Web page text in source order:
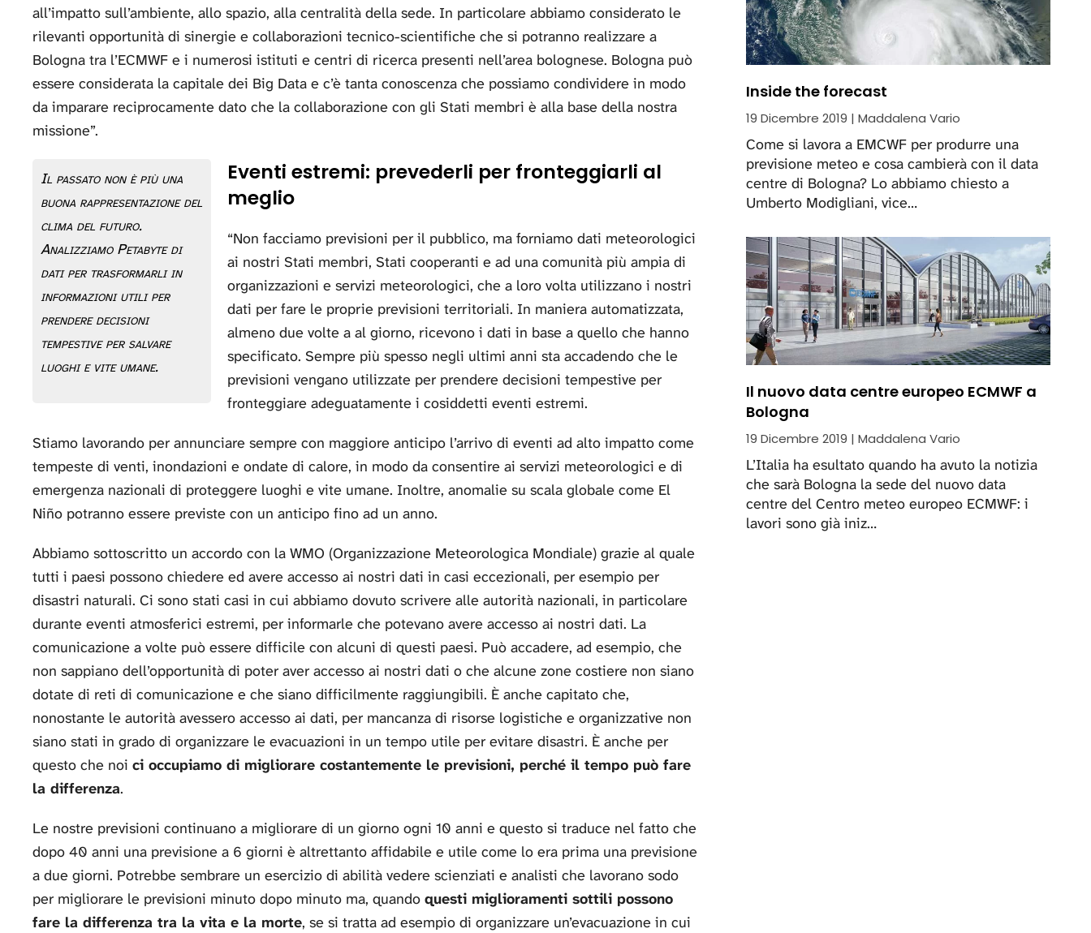
all’impatto sull’ambiente, allo spazio, alla centralità della sede. In particolare abbiamo considerato le
rilevanti opportunità di sinergie e collaborazioni tecnico-scientifiche che si potranno realizzare a
Bologna tra l’ECMWF e i numerosi istituti e centri di ricerca presenti nell’area bolognese. Bologna può
essere considerata la capitale dei Big Data e c’è tanta conoscenza che possiamo condividere in modo
da imparare reciprocamente dato che la collaborazione con gli Stati membri è alla base della nostra
missione”.
Il passato non è più una
buona rappresentazione del
clima del futuro.
Analizziamo Petabyte di
dati per trasformarli in
informazioni utili per
prendere decisioni
tempestive per salvare
luoghi e vite umane.
Eventi estremi: prevederli per fronteggiarli al
meglio
“Non facciamo previsioni per il pubblico, ma forniamo dati meteorologici
ai nostri Stati membri, Stati cooperanti e ad una comunità più ampia di
organizzazioni e servizi meteorologici, che a loro volta utilizzano i nostri
dati per fare le proprie previsioni territoriali. In maniera automatizzata,
almeno due volte a al giorno, ricevono i dati in base a quello che hanno
specificato. Sempre più spesso negli ultimi anni sta accadendo che le
previsioni vengano utilizzate per prendere decisioni tempestive per
fronteggiare adeguatamente i cosiddetti eventi estremi.
Stiamo lavorando per annunciare sempre con maggiore anticipo l’arrivo di eventi ad alto impatto come
tempeste di venti, inondazioni e ondate di calore, in modo da consentire ai servizi meteorologici e di
emergenza nazionali di proteggere luoghi e vite umane. Inoltre, anomalie su scala globale come El
Niño potranno essere previste con un anticipo fino ad un anno.
Abbiamo sottoscritto un accordo con la WMO (Organizzazione Meteorologica Mondiale) grazie al quale
tutti i paesi possono chiedere ed avere accesso ai nostri dati in casi eccezionali, per esempio per
disastri naturali. Ci sono stati casi in cui abbiamo dovuto scrivere alle autorità nazionali, in particolare
durante eventi atmosferici estremi, per informarle che potevano avere accesso ai nostri dati. La
comunicazione a volte può essere difficile con alcuni di questi paesi. Può accadere, ad esempio, che
non sappiano dell’opportunità di poter aver accesso ai nostri dati o che alcune zone costiere non siano
dotate di reti di comunicazione e che siano difficilmente raggiungibili. È anche capitato che,
nonostante le autorità avessero accesso ai dati, per mancanza di risorse logistiche e organizzative non
siano stati in grado di organizzare le evacuazioni in un tempo utile per evitare disastri. È anche per
questo che noi ci occupiamo di migliorare costantemente le previsioni, perché il tempo può fare
la differenza.
Le nostre previsioni continuano a migliorare di un giorno ogni 10 anni e questo si traduce nel fatto che
dopo 40 anni una previsione a 6 giorni è altrettanto affidabile e utile come lo era prima una previsione
a due giorni. Potrebbe sembrare un esercizio di abilità vedere scienziati e analisti che lavorano sodo
per migliorare le previsioni minuto dopo minuto ma, quando questi miglioramenti sottili possono
fare la differenza tra la vita e la morte, se si tratta ad esempio di organizzare un’evacuazione in cui
Inside the forecast
19 Dicembre 2019 | Maddalena Vario
Come si lavora a EMCWF per produrre una
previsione meteo e cosa cambierà con il data
centre di Bologna? Lo abbiamo chiesto a
Umberto Modigliani, vice…
Il nuovo data centre europeo ECMWF a
Bologna
19 Dicembre 2019 | Maddalena Vario
L’Italia ha esultato quando ha avuto la notizia
che sarà Bologna la sede del nuovo data
centre del Centro meteo europeo ECMWF: i
lavori sono già iniz…